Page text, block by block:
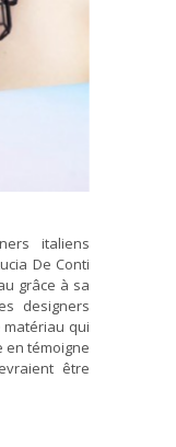
italiens
De Conti
grâce à sa
designers
qui
en témoigne
être